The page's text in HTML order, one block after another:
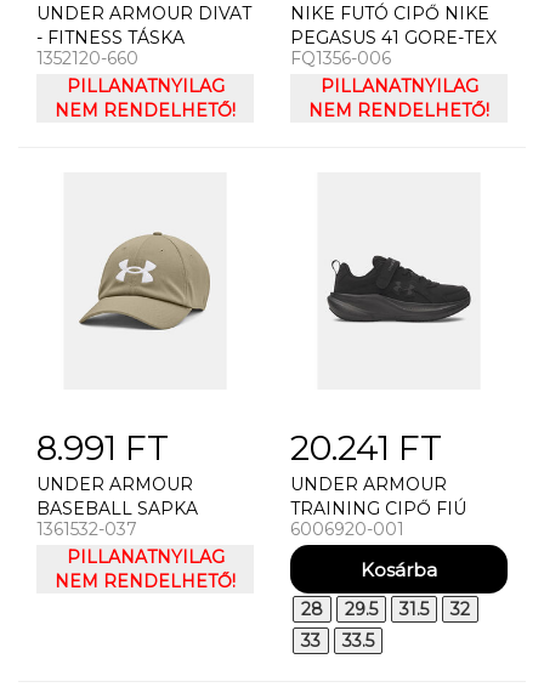
UNDER ARMOUR DIVAT
- FITNESS TÁSKA
DÁMSKÁ TAKA UNDER
ARMOUR FAVORITE 2.0
TOTE
1352120-660
PILLANATNYILAG
NEM RENDELHETŐ!
NIKE FUTÓ CIPŐ NIKE
PEGASUS 41 GORE-TEX
MEN"S
FQ1356-006
PILLANATNYILAG
NEM RENDELHETŐ!
8.991 FT
UNDER ARMOUR
BASEBALL SAPKA
PÁNSKÁ KILTOVKA
UNDER ARMOUR UA
BLITZING ADJ HAT
1361532-037
PILLANATNYILAG
NEM RENDELHETŐ!
20.241 FT
UNDER ARMOUR
TRAINING CIPŐ FIÚ
CIPÕ UNDER ARMOUR
UA BPS ASSERT 11 AC
UFM SYN-BLK
6006920-001
28 29.5 31.5
32
33
33.5